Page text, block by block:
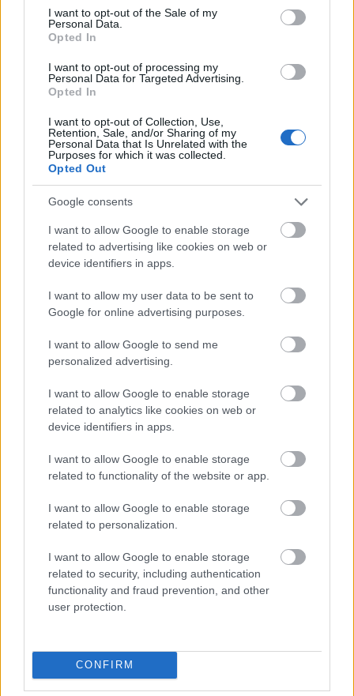
consent section.
I want to opt-out of the Sale of my
Personal Data.
Opted In
I want to opt-out of processing my
Personal Data for Targeted Advertising.
Opted In
I want to opt-out of Collection, Use,
Retention, Sale, and/or Sharing of my
Personal Data that Is Unrelated with the
Purposes for which it was collected.
Opted Out
Google consents
I want to allow Google to enable storage
related to advertising like cookies on web or
device identifiers in apps.
I want to allow my user data to be sent to
Google for online advertising purposes.
I want to allow Google to send me
personalized advertising.
I want to allow Google to enable storage
related to analytics like cookies on web or
device identifiers in apps.
I want to allow Google to enable storage
related to functionality of the website or app.
I want to allow Google to enable storage
related to personalization.
I want to allow Google to enable storage
related to security, including authentication
functionality and fraud prevention, and other
user protection.
CONFIRM
χρήματα «μέσα»;
Η Google ΑΙ ο Hassabis και η δήλωση για την θεραπεία
του καρκίνου που εξηγεί τις αλλαγές στην κορυφή
Γιορτή λήξης με συναυλία για τις Κατασκηνώσεις του
Δήμου Πατρέων ΦΩΤ0